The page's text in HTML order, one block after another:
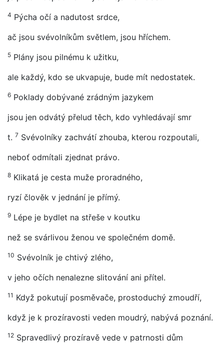
4 Pýcha očí a nadutost srdce,
ač jsou svévolníkům světlem, jsou hříchem.
5 Plány jsou pilnému k užitku,
ale každý, kdo se ukvapuje, bude mít nedostatek.
6 Poklady dobývané zrádným jazykem
jsou jen odvátý přelud těch, kdo vyhledávají smr
t. 7 Svévolníky zachvátí zhouba, kterou rozpoutali,
neboť odmítali zjednat právo.
8 Klikatá je cesta muže proradného,
ryzí člověk v jednání je přímý.
9 Lépe je bydlet na střeše v koutku
než se svárlivou ženou ve společném domě.
10 Svévolník je chtivý zlého,
v jeho očích nenalezne slitování ani přítel.
11 Když pokutují posměvače, prostoduchý zmoudří,
když je k prozíravosti veden moudrý, nabývá poznání.
12 Spravedlivý prozíravě vede v patrnosti dům